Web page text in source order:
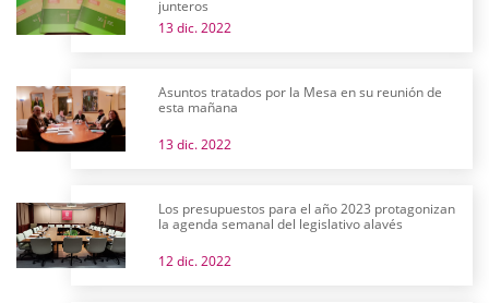
junteros
13 dic. 2022
Asuntos tratados por la Mesa en su reunión de
esta mañana
13 dic. 2022
Los presupuestos para el año 2023 protagonizan
la agenda semanal del legislativo alavés
12 dic. 2022